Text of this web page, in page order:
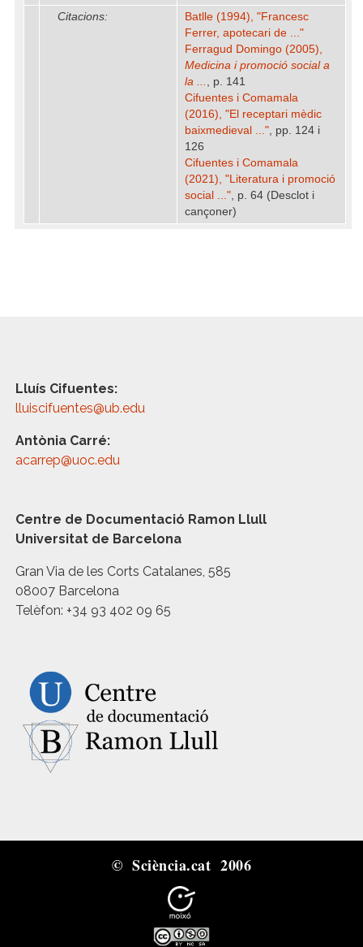
Citacions:
Batlle (1994), "Francesc
Ferrer, apotecari de ..."
Ferragud Domingo (2005),
Medicina i promoció social a
la ... , p. 141
Cifuentes i Comamala
(2016), "El receptari mèdic
baixmedieval ...", pp. 124 i
126
Cifuentes i Comamala
(2021), "Literatura i promoció
social ...", p. 64 (Desclot i
cançoner)
Lluís Cifuentes:
lluiscifuentes@ub.edu
Antònia Carré:
acarrep@uoc.edu
Centre de Documentació Ramon Llull
Universitat de Barcelona
Gran Via de les Corts Catalanes, 585
08007 Barcelona
Telèfon: +34 93 402 09 65
© Sciència.cat 2006